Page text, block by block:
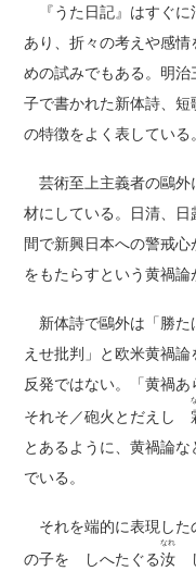
『うた日記』はすぐに
あり、折々の考えや感
めの試みでもある。明
子で書かれた新体詩、
の特徴をよく表している。
芸術至上主義者の鷗外
材にしている。日清、
間で新興日本への警戒
をもたらすという黄禍論
新体詩で鷗外は「勝
えせ批判」と欧米黄禍
反発ではない。「黄禍
それそ／砲火とだえし
とあるように、黄禍論
でいる。
それを端的に表現し
の子を しへたぐる汝
なれ